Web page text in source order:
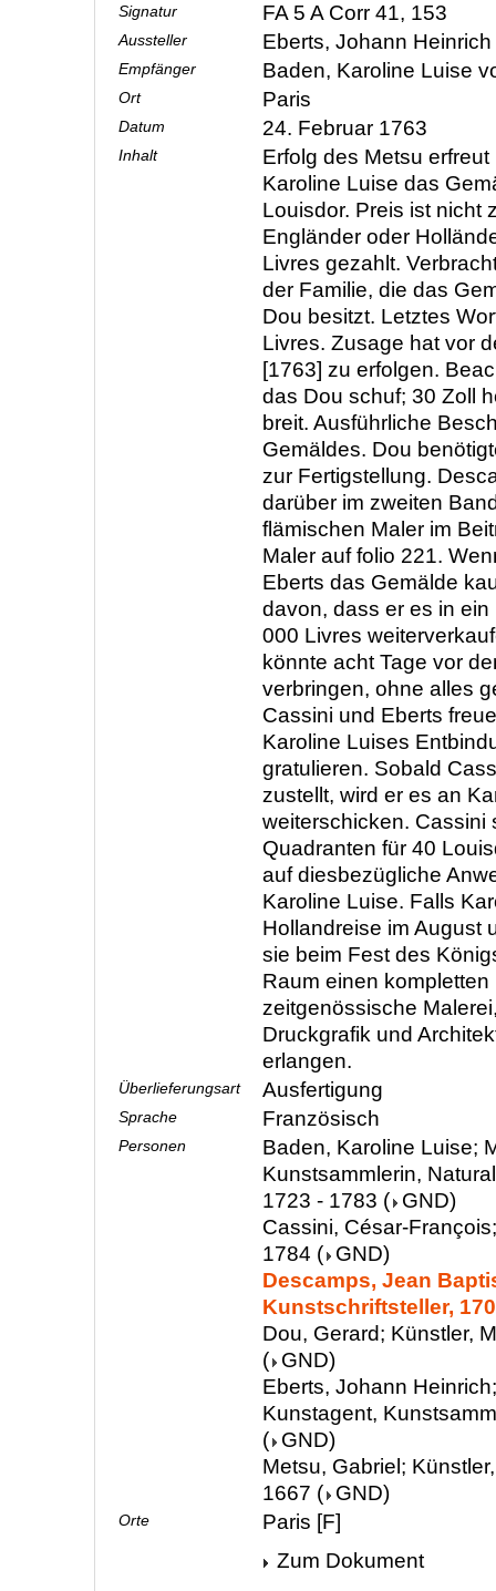
Signatur
FA 5 A Corr 41, 153
Aussteller Eberts, Johann Heinrich
Empfänger Baden, Karoline Luise
Ort Paris
Datum 24. Februar 1763
Inhalt
Erfolg des Metsu
Karoline Luise das
Louisdor. Preis ist nicht
Engländer oder
Livres gezahlt.
der Familie, die das
Dou besitzt. Letztes
Livres. Zusage hat vor
[1763] zu erfolgen.
das Dou schuf; 30 Zoll
breit. Ausführliche
Gemäldes. Dou
zur Fertigstellung.
darüber im zweiten
flämischen Maler im
Maler auf folio 221.
Eberts das Gemälde
davon, dass er es in
000 Livres
könnte acht Tage vor
verbringen, ohne alles
Cassini und Eberts
Karoline Luises
gratulieren. Sobald
zustellt, wird er es an
weiterschicken. Cassini
Quadranten für 40
auf diesbezügliche
Karoline Luise. Falls
Hollandreise im August
sie beim Fest des
Raum einen
zeitgenössische
Druckgrafik und
erlangen.
Überlieferungsart Ausfertigung
Sprache Französisch
Personen
Baden, Karoline Luise;
Kunstsammlerin,
1723 - 1783 ( GND)
Cassini, César-
1784 ( GND)
Descamps, Jean
Kunstschriftsteller,
Dou, Gerard; Künstler,
( GND)
Eberts, Johann
Kunstagent,
( GND)
Metsu, Gabriel;
1667 ( GND)
Orte
Paris [F]
Zum Dokument